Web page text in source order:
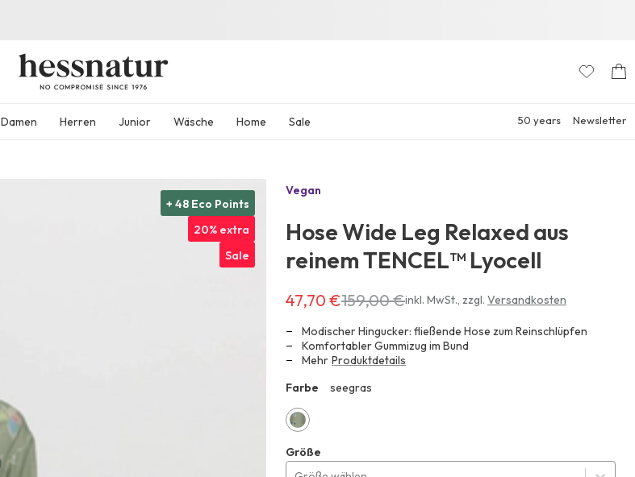
Damen Herren Junior Wäsche Home Sale 50 years Newsletter
+ 48 Eco Points
20% extra
Sale
Vegan
Hose Wide Leg Relaxed aus
reinem TENCEL™ Lyocell
Erhältlich
47,70 €
anstatt
159,00 €
47,70 €159,00 €inkl. MwSt.,zzgl. Versandkosten
Modischer Hingucker: fließende Hose zum Reinschlüpfen
Komfortabler Gummizug im Bund
Mehr Produktdetails
Farbe
seegras
Größe